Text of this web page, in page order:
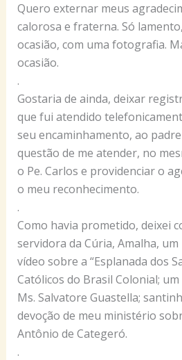
Quero externar meus
calorosa e fraterna. Só
ocasião, com uma fotografia.
ocasião.
.
Gostaria de ainda, deixar
que fui atendido
seu encaminhamento, ao
questão de me atender, no
o Pe. Carlos e providenciar o
o meu reconhecimento.
.
Como havia prometido, deixei
servidora da Cúria, Amalha,
vídeo sobre a “Esplanada dos
Católicos do Brasil Colonial;
Ms. Salvatore Guastella;
devoção de meu ministério
Antônio de Categeró.
.